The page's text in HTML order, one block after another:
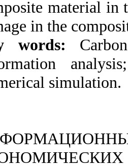
material in
in the
words:
simulation.